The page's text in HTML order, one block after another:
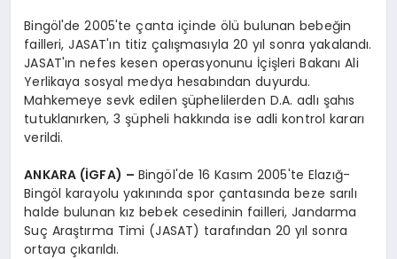
Bingöl'de 2005'te çanta içinde ölü bulunan bebeğin
failleri, JASAT'ın titiz çalışmasıyla 20 yıl sonra yakalandı.
JASAT'ın nefes kesen operasyonunu İçişleri Bakanı Ali
Yerlikaya sosyal medya hesabından duyurdu.
Mahkemeye sevk edilen şüphelilerden D.A. adlı şahıs
tutuklanırken, 3 şüpheli hakkında ise adli kontrol kararı
verildi.
ANKARA (İGFA) – Bingöl'de 16 Kasım 2005'te Elazığ-
Bingöl karayolu yakınında spor çantasında beze sarılı
halde bulunan kız bebek cesedinin failleri, Jandarma
Suç Araştırma Timi (JASAT) tarafından 20 yıl sonra
ortaya çıkarıldı.